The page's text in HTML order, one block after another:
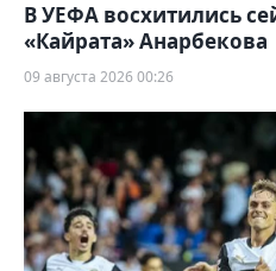
В УЕФА восхитились
«Кайрата» Анарбекова
09 августа 2026 00:26